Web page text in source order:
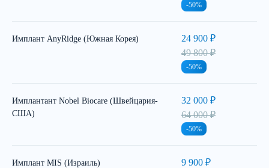
-50%
Имплант AnyRidge (Южная Корея)
24 900 ₽
49 800 ₽
-50%
Имплантант Nobel Biocare (Швейцария-
США)
32 000 ₽
64 000 ₽
-50%
Имплант MIS (Израиль)
9 900 ₽